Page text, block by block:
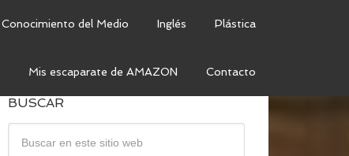
Conocimiento del Medio Inglés Plástica
Mis escaparate de AMAZON Contacto
BUSCAR